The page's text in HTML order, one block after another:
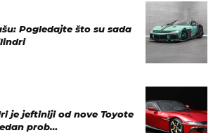
Pogledajte što su sada
je jeftiniji od nove Toyote
prob…